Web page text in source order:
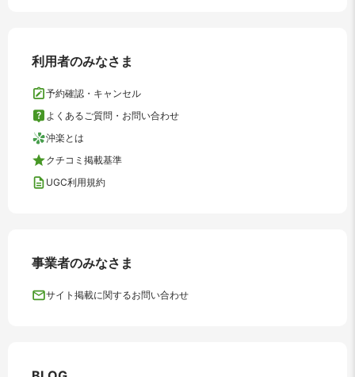
利用者のみなさま
予約確認・キャンセル
よくあるご質問・お問い合わせ
沖楽とは
クチコミ掲載基準
UGC利用規約
事業者のみなさま
サイト掲載に関するお問い合わせ